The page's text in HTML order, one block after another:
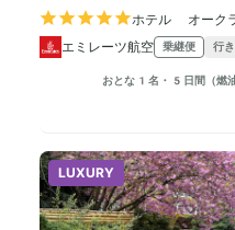
ホテル オーク
エミレーツ航空
乗継便 行き
おとな1名・5日間（燃油
LUXURY